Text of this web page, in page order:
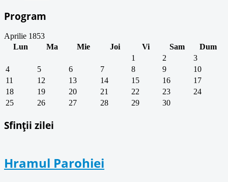
Program
Aprilie 1853
Lun
Ma Mie Joi Vi Sam
Dum
1
2
3
4
5 6 7 8 9
10
11
12 13 14 15 16
17
18
19 20 21 22 23
24
25
26 27 28 29 30
Sfinții zilei
Hramul Parohiei